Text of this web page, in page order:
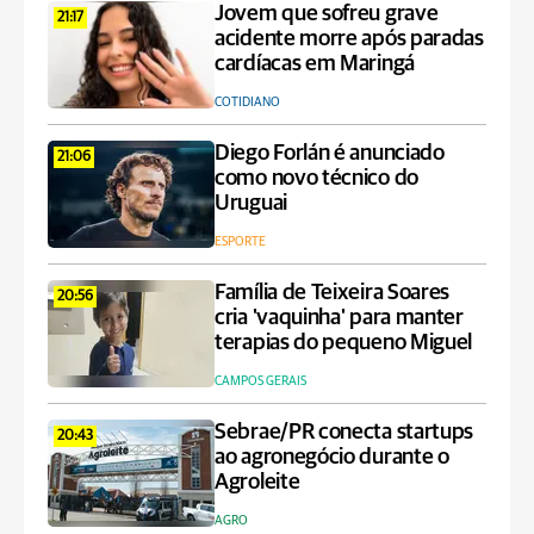
21:17
Jovem que sofreu grave
acidente morre após paradas
cardíacas em Maringá
COTIDIANO
21:06
Diego Forlán é anunciado
como novo técnico do
Uruguai
ESPORTE
20:56
Família de Teixeira Soares
cria 'vaquinha' para manter
terapias do pequeno Miguel
CAMPOS GERAIS
20:43
Sebrae/PR conecta startups
ao agronegócio durante o
Agroleite
AGRO